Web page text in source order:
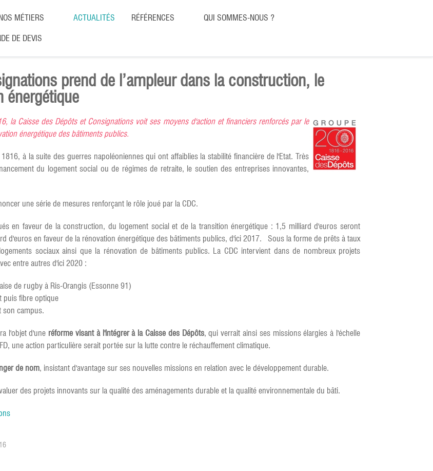
MÉTIERS ACTUALITÉS RÉFÉRENCES QUI SOMMES-NOUS ?
DE DEVIS
prend de l’ampleur dans la construction, le
énergétique
la Caisse des Dépôts et Consignations voit ses moyens d'action et financiers renforcés par le
énergétique des bâtiments publics.
à la suite des guerres napoléoniennes qui ont affaiblies la stabilité financière de l'Etat. Très
du logement social ou de régimes de retraite, le soutien des entreprises innovantes,
une série de mesures renforçant le rôle joué par la CDC.
en faveur de la construction, du logement social et de la transition énergétique : 1,5 milliard d'euros seront
d'euros en faveur de la rénovation énergétique des bâtiments publics, d'ici 2017. Sous la forme de prêts à taux
sociaux ainsi que la rénovation de bâtiments publics. La CDC intervient dans de nombreux projets
entre autres d'ici 2020 :
de rugby à Ris-Orangis (Essonne 91)
puis fibre optique
son campus.
l'objet d'une réforme visant à l'intégrer à la Caisse des Dépôts, qui verrait ainsi ses missions élargies à l'échelle
une action particulière serait portée sur la lutte contre le réchauffement climatique.
de nom, insistant d'avantage sur ses nouvelles missions en relation avec le développement durable.
des projets innovants sur la qualité des aménagements durable et la qualité environnementale du bâti.